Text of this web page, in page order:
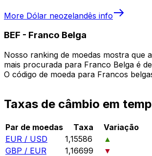
More Dólar neozelandês info
BEF - Franco Belga
Nosso ranking de moedas mostra que
mais procurada para Franco Belga é
O código de moeda para Francos
Taxas de câmbio em
Par de moedas Taxa
Variação
EUR / USD
1,15586
▲
GBP / EUR
1,16699
▼